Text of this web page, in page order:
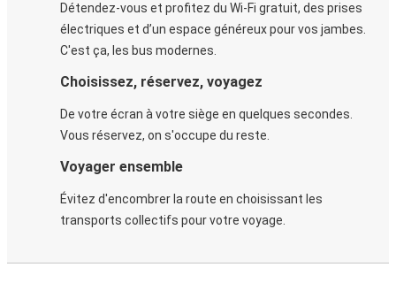
Détendez-vous et profitez du Wi-Fi gratuit, des prises
électriques et d’un espace généreux pour vos jambes.
C'est ça, les bus modernes.
Choisissez, réservez, voyagez
De votre écran à votre siège en quelques secondes.
Vous réservez, on s'occupe du reste.
Voyager ensemble
Évitez d'encombrer la route en choisissant les
transports collectifs pour votre voyage.